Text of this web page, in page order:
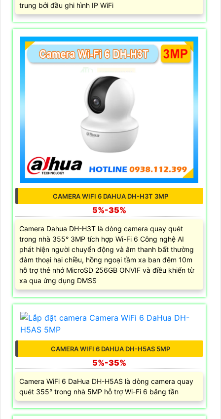
trung bởi đầu ghi hình IP WiFi
CAMERA WIFI 6 DAHUA DH-H3T 3MP
5%-35%
Camera Dahua DH-H3T là dòng camera quay quét
trong nhà 355° 3MP tích hợp Wi-Fi 6 Công nghệ AI
phát hiện người chuyển động và âm thanh bất thường
đàm thoại hai chiều, hồng ngoại tầm xa ban đêm 10m
hỗ trợ thẻ nhớ MicroSD 256GB ONVIF và điều khiển từ
xa qua ứng dụng DMSS
CAMERA WIFI 6 DAHUA DH-H5AS 5MP
5%-35%
Camera WiFi 6 DaHua DH-H5AS là dòng camera quay
quét 355° trong nhà 5MP hỗ trợ Wi-Fi 6 băng tần